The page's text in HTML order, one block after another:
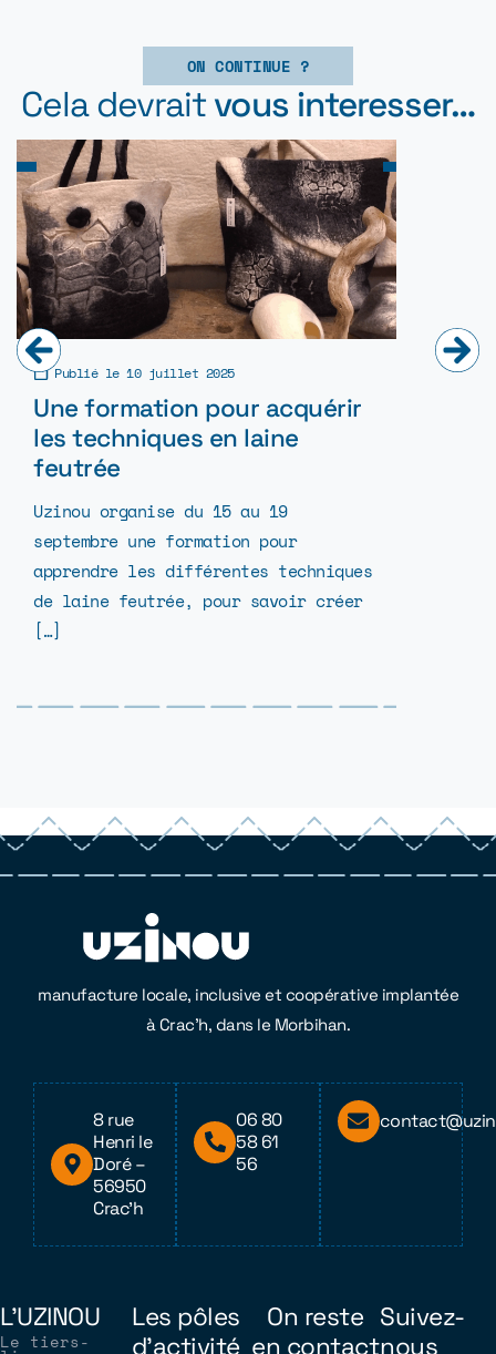
ON CONTINUE ?
Cela devrait vous interesser…
Publié le 10 juillet 2025
Une formation pour acquérir
les techniques en laine
feutrée
Uzinou organise du 15 au 19
septembre une formation pour
apprendre les différentes techniques
de laine feutrée, pour savoir créer
[…]
Publié
manufacture locale, inclusive et coopérative implantée
à Crac’h, dans le Morbihan.
8 rue
Henri le
Doré –
56950
Crac’h
06 80
58 61
56
L'UZINOU
Le tiers-
Les pôles
d'activité
On reste
en contact
Suivez-
nous